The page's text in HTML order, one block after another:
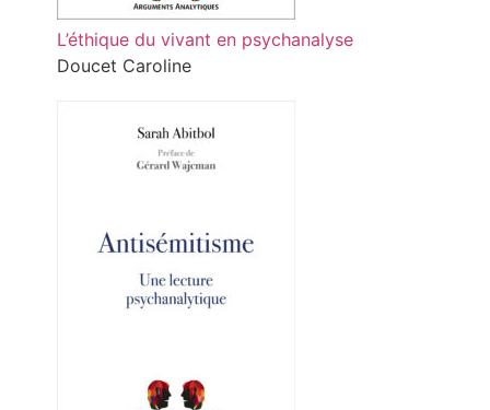
L’éthique du vivant en psychanalyse
Doucet Caroline